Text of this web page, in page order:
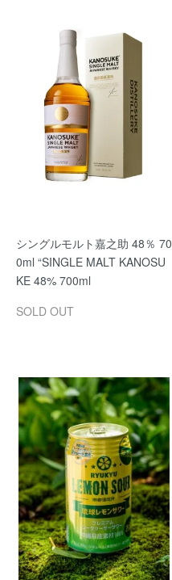
シングルモルト嘉之助 48％ 70
0ml “SINGLE MALT KANOSU
KE 48% 700ml
SOLD OUT